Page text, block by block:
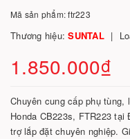
Mã sản phẩm:ftr223
Thương hiệu:SUNTAL
1.850.000₫
Chuyên cung cấp phụ tùng,
Honda CB223s, FTR223
trợ lắp đặt chuyên nghiệp.